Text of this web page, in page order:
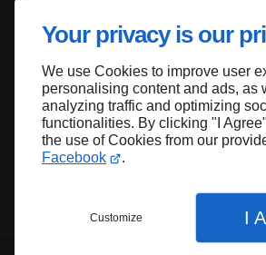
Your privacy is our
We use Cookies to improve user
personalising content and ads, as
analyzing traffic and optimizing
functionalities. By clicking "I
the use of Cookies from our
Facebook
.
Customize I
Haut de page